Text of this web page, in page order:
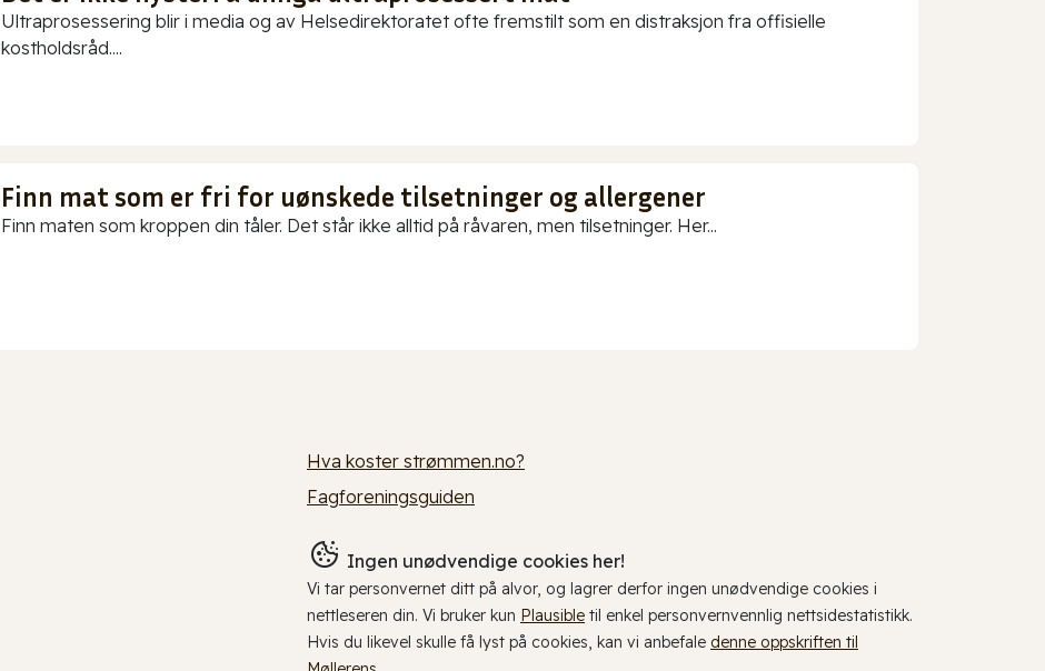
Ultraprosessering blir i media og av Helsedirektoratet ofte fremstilt som en distraksjon fra offisielle
kostholdsråd....
Finn mat som er fri for uønskede tilsetninger og allergener
Finn maten som kroppen din tåler. Det står ikke alltid på råvaren, men tilsetninger. Her...
Hva koster strømmen.no?
Fagforeningsguiden
Ingen unødvendige cookies her!
Vi tar personvernet ditt på alvor, og lagrer derfor ingen unødvendige cookies i
nettleseren din. Vi bruker kun Plausible til enkel personvernvennlig nettsidestatistikk.
Hvis du likevel skulle få lyst på cookies, kan vi anbefale denne oppskriften til